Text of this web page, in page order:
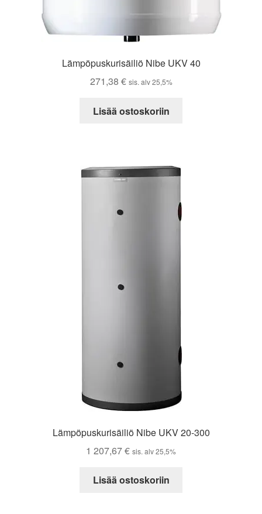
Lämpöpuskurisäiliö Nibe UKV 40
271,38 € sis. alv 25,5%
Lisää ostoskoriin
Lämpöpuskurisäiliö Nibe UKV 20-300
1 207,67€ sis. alv 25,5%
Lisää ostoskoriin